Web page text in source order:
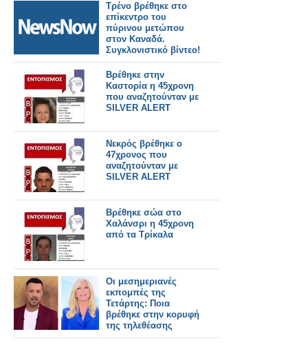
Τρένο βρέθηκε στο
επίκεντρο του
πύρινου μετώπου
στον Καναδά.
Συγκλονιστικό βίντεο!
Βρέθηκε στην
Καστορία η 45χρονη
που αναζητούνταν με
SILVER ALERT
Νεκρός βρέθηκε ο
47χρονος που
αναζητούνταν με
SILVER ALERT
Βρέθηκε σώα στο
Χαλάνσρι η 45χρονη
από τα Τρίκαλα
Οι μεσημεριανές
εκπομπές της
Τετάρτης: Ποια
βρέθηκε στην κορυφή
της τηλεθέασης